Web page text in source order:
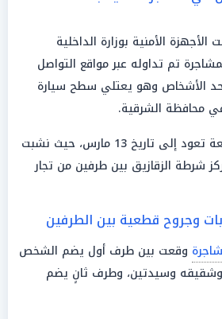
الأمنية بوزارة الداخلية
تم تداوله عبر مواقع التواصل
الأشخاص وهو يعتلي سطح سيارة
محافظة الشرقية.
وبالفحص، تبين أن الواقعة تعود إلى تاريخ 13 مارس، حيث نشبت
شرطة الزقازيق بين طرفين من تجار
وجروح قطعية بين الطرفين
وقعت بين طرف أول يضم الشخص
وشقيقه وسيدتين، وطرف ثانٍ يضم